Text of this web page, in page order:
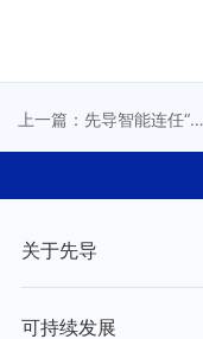
上一篇：先导智能连任“江
关于先导
可持续发展